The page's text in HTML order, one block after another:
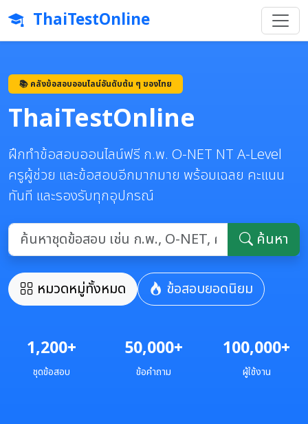
ThaiTestOnline
📚 คลังข้อสอบออนไลน์อันดับต้น ๆ ของไทย
ThaiTestOnline
ฝึกทำข้อสอบออนไลน์ฟรี ก.พ. O-NET NT A-Level
ครูผู้ช่วย และข้อสอบอีกมากมาย พร้อมเฉลย คะแนน
ทันที และรองรับทุกอุปกรณ์
ค้นหา
หมวดหมู่ทั้งหมด ข้อสอบยอดนิยม
1,200+
ชุดข้อสอบ
50,000+
ข้อคำถาม
100,000+
ผู้ใช้งาน